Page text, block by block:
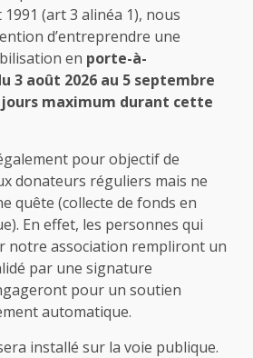
(art 3 alinéa 1), nous
d’entreprendre une
en porte-à-
3 août 2026 au 5 septembre
jours maximum durant cette
pour objectif de
donateurs réguliers mais ne
quête (collecte de fonds en
En effet, les personnes qui
notre association rempliront un
par une signature
pour un soutien
automatique.
installé sur la voie publique.